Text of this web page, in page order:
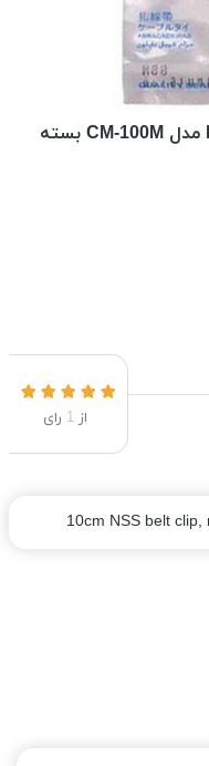
بست کمربندی 10 سانتی متری NSS مدل CM-100M بسته
از 1 رای
10cm NSS belt